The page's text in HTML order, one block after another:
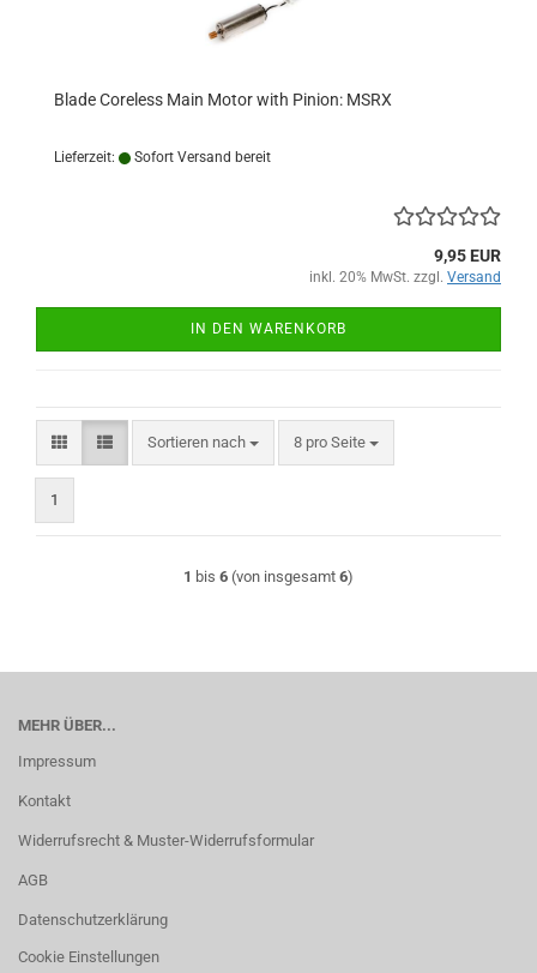
Blade Coreless Main Motor with Pinion: MSRX
Lieferzeit: Sofort Versand bereit
9,95 EUR
inkl. 20% MwSt. zzgl. Versand
IN DEN WARENKORB
Sortieren nach
Sortieren nach 8 pro Seite
pro Seite
1
1 bis 6 (von insgesamt 6)
MEHR ÜBER...
Impressum
Kontakt
Widerrufsrecht & Muster-Widerrufsformular
AGB
Datenschutzerklärung
Cookie Einstellungen